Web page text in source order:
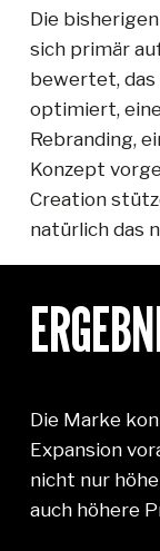
Die
sich primär
bewertet,
optimiert,
Rebranding,
Konzept
Creation
natürlich das
Die Marke
Expansion
nicht nur
auch höhere